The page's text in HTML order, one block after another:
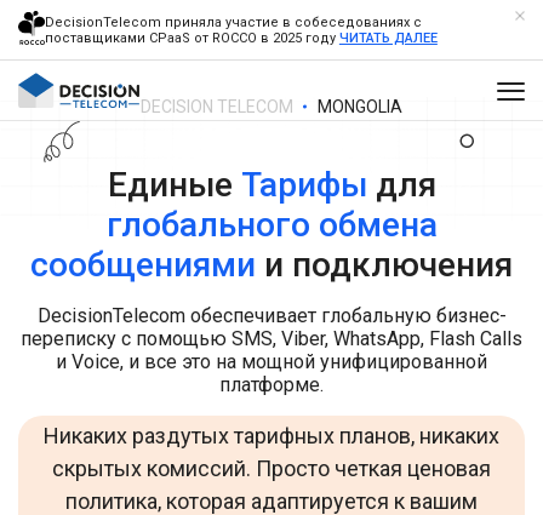
DecisionTelecom приняла участие в собеседованиях с
поставщиками CPaaS от ROCCO в 2025 году ЧИТАТЬ ДАЛЕЕ
DECISION TELECOM MONGOLIA
Единые Тарифы для
глобального обмена
сообщениями и подключения
DecisionTelecom обеспечивает глобальную бизнес-
переписку с помощью SMS, Viber, WhatsApp, Flash Calls
и Voice, и все это на мощной унифицированной
платформе.
Никаких раздутых тарифных планов, никаких
скрытых комиссий. Просто четкая ценовая
политика, которая адаптируется к вашим